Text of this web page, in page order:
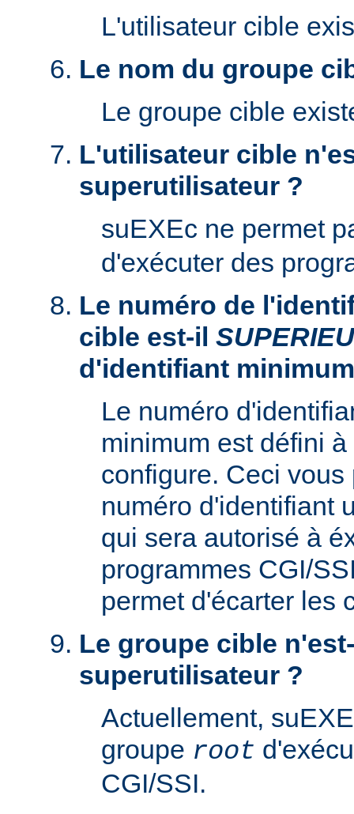
L'utilisateur cible
Le nom du groupe
Le groupe cible
L'utilisateur cible
superutilisateur ?
suEXEc ne permet
d'exécuter des
Le numéro de
cible est-il
d'identifiant
Le numéro
minimum est défini
configure. Ceci
numéro d'identifiant
qui sera autorisé à
programmes CGI/
permet d'écarter les
Le groupe cible
superutilisateur ?
Actuellement,
groupe root
CGI/SSI.